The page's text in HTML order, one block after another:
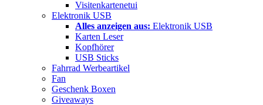
Visitenkartenetui
Elektronik USB
Alles anzeigen aus: Elektronik USB
Karten Leser
Kopfhörer
USB Sticks
Fahrrad Werbeartikel
Fan
Geschenk Boxen
Giveaways